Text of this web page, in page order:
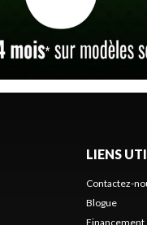
LIENS
Contactez-
Blogue
Financement